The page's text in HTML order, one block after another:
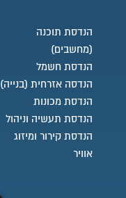
הנדסת תוכנה
(מחשבים)
הנדסת חשמל
הנדסה אזרחית (בנייה)
הנדסת מכונות
הנדסת תעשיה וניהול
הנדסת קירור ומיזוג
אוויר